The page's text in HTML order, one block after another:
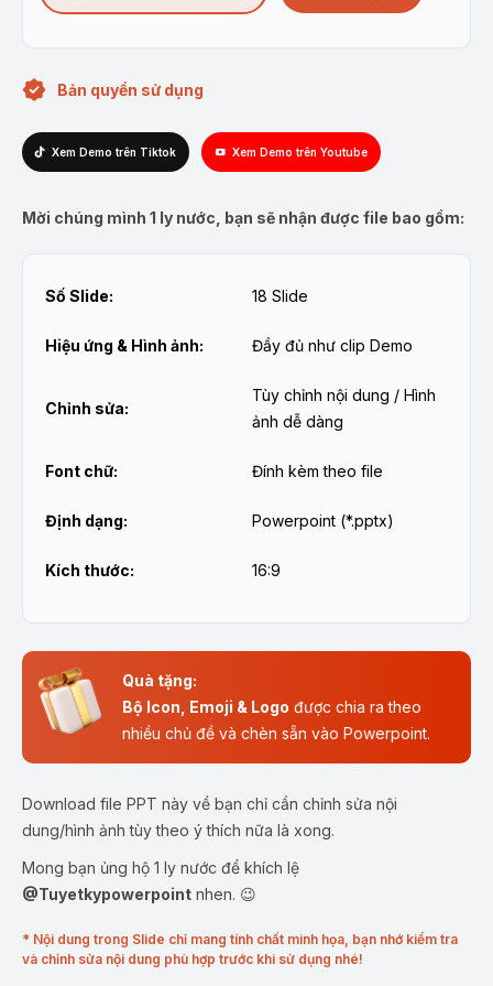
Bản quyền sử dụng
Xem Demo trên Tiktok Xem Demo trên Youtube
Mời chúng mình 1 ly nước, bạn sẽ nhận được file bao gồm:
Số Slide: 18 Slide
Hiệu ứng & Hình ảnh: Đầy đủ như clip Demo
Chỉnh sửa:
Tùy chỉnh nội dung / Hình
ảnh dễ dàng
Font chữ: Đính kèm theo file
Định dạng: Powerpoint (*.pptx)
Kích thước: 16:9
Quà tặng:
Bộ Icon, Emoji & Logo được chia ra theo
nhiều chủ đề và chèn sẵn vào Powerpoint.
Download file PPT này về bạn chỉ cần chỉnh sửa nội
dung/hình ảnh tùy theo ý thích nữa là xong.
Mong bạn ủng hộ 1 ly nước để khích lệ
@Tuyetkypowerpoint nhen. 😉
* Nội dung trong Slide chỉ mang tính chất minh họa, bạn nhớ kiểm tra
và chỉnh sửa nội dung phù hợp trước khi sử dụng nhé!